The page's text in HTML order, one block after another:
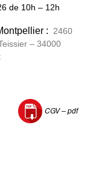
de 10h – 12h
:
2460
– 34000
CGV –pdf